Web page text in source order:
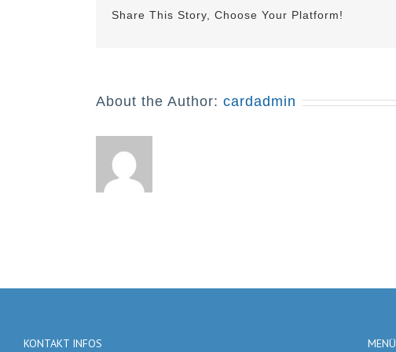
Share This Story, Choose Your Platform!
About the Author: cardadmin
KONTAKT INFOS MENÜ